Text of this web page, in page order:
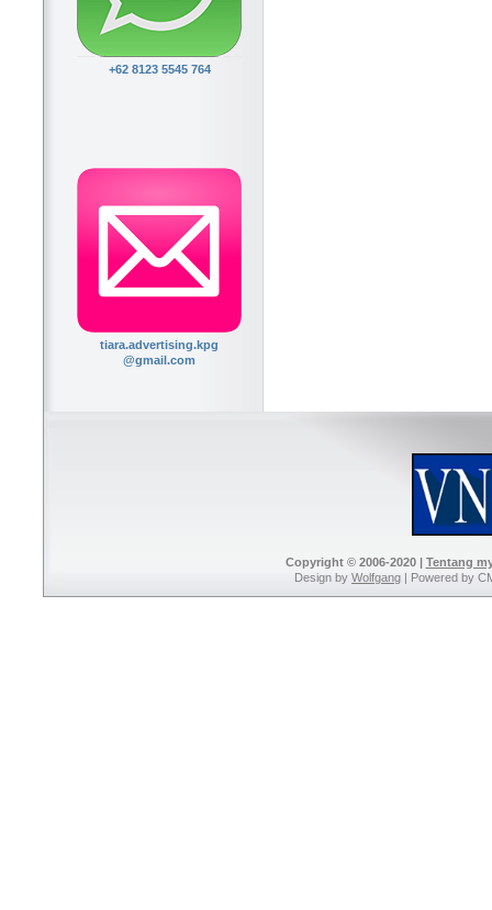
+62 8123 5545 764
tiara.advertising.kpg
@gmail.com
Copyright © 2006-2020 | Tentang
Design by Wolfgang | Powered by